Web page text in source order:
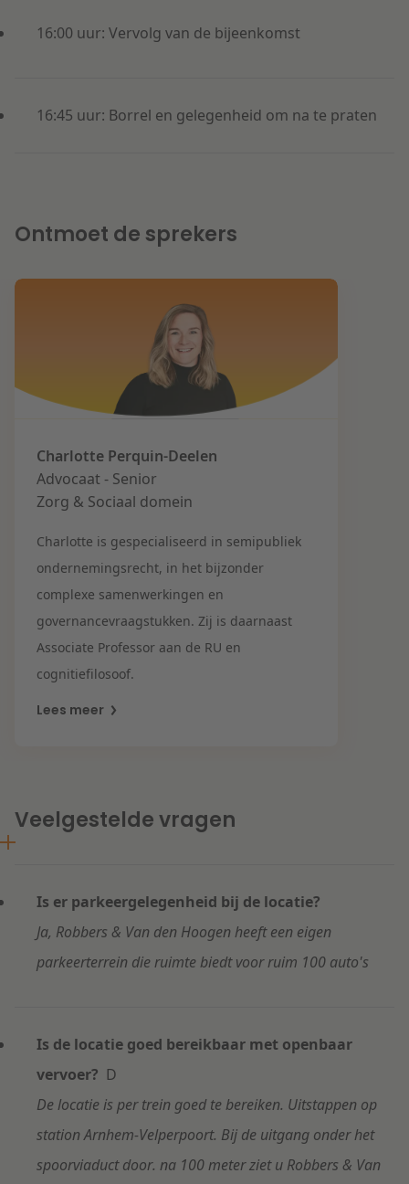
16:00 uur: Vervolg van de bijeenkomst
16:45 uur: Borrel en gelegenheid om na te praten
Ontmoet de sprekers
Charlotte Perquin-Deelen
Advocaat - Senior
Zorg & Sociaal domein
Charlotte is gespecialiseerd in semipubliek
ondernemingsrecht, in het bijzonder
complexe samenwerkingen en
governancevraagstukken. Zij is daarnaast
Associate Professor aan de RU en
cognitiefilosoof.
Lees meer
Veelgestelde vragen
Is er parkeergelegenheid bij de locatie?
Ja, Robbers & Van den Hoogen heeft een eigen
parkeerterrein die ruimte biedt voor ruim 100 auto's
Is de locatie goed bereikbaar met openbaar
vervoer? D
De locatie is per trein goed te bereiken. Uitstappen op
station Arnhem-Velperpoort. Bij de uitgang onder het
spoorviaduct door. na 100 meter ziet u Robbers & Van